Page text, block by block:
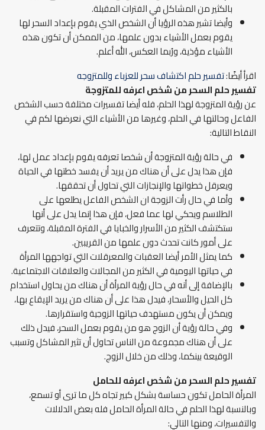
بالكثير من المشاكل في الفترات المقبلة.
وأيضا تشير هذه الرؤيا أن الشخص الذي يقوم بإعداد السحر لها
يقوم بعمل الأشياء بدون علمها، من الممكن أن تكون هذه
الأشياء مؤذية، ورُبما العكس، الله أعلم.
اقرأ أيضًا:تفسير حلم اكتشاف سحر للعزباء وللمتزوجه
تفسير حلم السحر من شخص اعرفهللمتزوجة
عن رؤية المتزوجة لهذا الحلم، فله أيضا تفسيرات مختلفة حسب الشخص
الفاعل وحالتها في الحلم، وغيرها من الأشياء التي نعرضها لكم في
النقاط التالية:
في حالة رؤية المتزوجة أن شخصا تعرفه يقوم بإعداد عمل لها،
فإن هذا يدل على أن هناك من يريد أن يفسد خطتها في الحياة
ويعرقل خطواتها والإنجازات التي تحاول أن تحققها.
وأما في حال رأت الزوجة ان الشخص الفاعل يطلعها على
الطلاسم ويحكي لها عما فعل، فإن هذا إنما يدل على أنها
ستكتشف الكثير من الأسرار والخبايا في الفترة المقبلة، وتتعرف
على أمور كانت تحدث دون علمها من القريبين.
كما يمثل الأمر أيضا العقبات والمعرقلات التي تواجهها المرأة
في حياتها اليومية في الكثير من المجالات والعلاقات الاجتماعية.
بالإضافة إلى أنه في حال رؤية المرأة أن هناك من يحاول استخدام
كل الحيل والأسحار، فيدل هذا على أن هناك من يريد الإيقاع بها،
ويمكن أن يكون مستهدف حياتها الزوجية واستقرارها.
وفي حالة رؤية أن الزوج هو من يقوم بعمل السحر، فيدل ذلك
على أن هناك مجموعة من الناس تحاول أن تثير المشاكل وتسبب
الوقيعة بينكما، وذلك من خلال الزوج.
تفسير حلم السحر من شخص اعرفهللحامل
المرأة الحامل تكون حساسة بشكل كبير تجاه كل ما ترى أو تسمع،
وبالنسبة لهذا الحلم في حالة المرأة الحامل فله بعض الدلالات
والتفسيرات، ومنها التالي: